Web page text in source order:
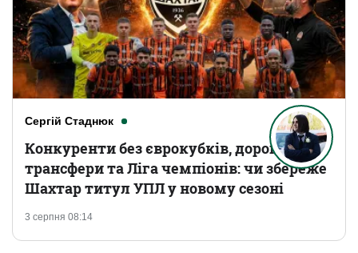
Сергій Стаднюк
3 серпня 08:14
Конкуренти без єврокубків, дорогі
трансфери та Ліга чемпіонів: чи збереже
Шахтар титул УПЛ у новому сезоні